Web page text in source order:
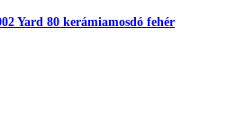
Yard 80 kerámiamosdó fehér